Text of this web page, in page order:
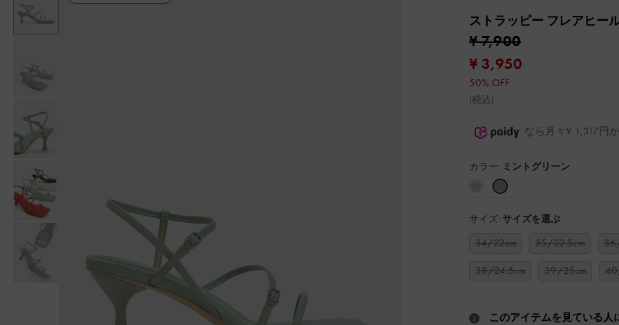
ストラッピー フレアヒー
¥ 7,900
¥ 3,950
50% OFF
(税込)
なら月々¥ 1,317円
カラー: ミントグリーン
サイズ: サイズを選ぶ
34/22cm 35/22.5cm
38/24.5cm
39/25cm
このアイテムを見ている人